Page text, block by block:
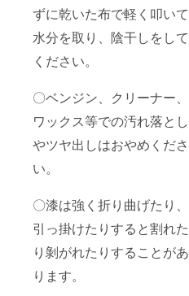
ずに乾いた布で軽く叩いて
水分を取り、陰干しをして
ください。
〇ベンジン、クリーナー、
ワックス等での汚れ落とし
やツヤ出しはおやめくださ
い。
〇漆は強く折り曲げたり、
引っ掛けたりすると割れた
り剝がれたりすることがあ
ります。